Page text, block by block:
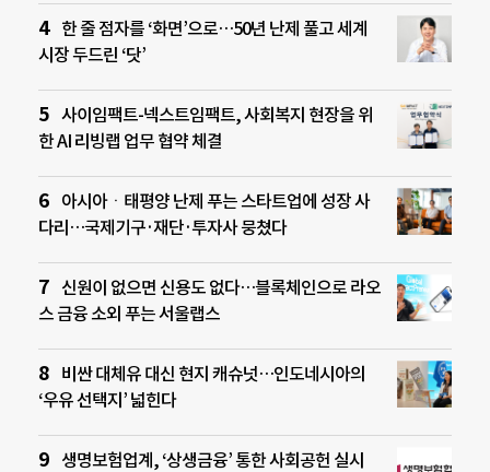
한 줄 점자를 ‘화면’으로…50년 난제 풀고 세계
시장 두드린 ‘닷’
사이임팩트-넥스트임팩트, 사회복지 현장을 위
한 AI 리빙랩 업무 협약 체결
아시아ㆍ태평양 난제 푸는 스타트업에 성장 사
다리…국제기구·재단·투자사 뭉쳤다
신원이 없으면 신용도 없다…블록체인으로 라오
스 금융 소외 푸는 서울랩스
비싼 대체유 대신 현지 캐슈넛…인도네시아의
‘우유 선택지’ 넓힌다
생명보험업계, ‘상생금융’ 통한 사회공헌 실시